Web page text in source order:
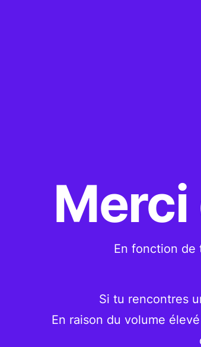
En fonction de
Si tu rencontres
En raison du volume